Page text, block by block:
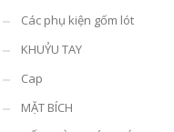
Các phụ kiện gốm lót
KHUỶU TAY
Cap
MẶT BÍCH